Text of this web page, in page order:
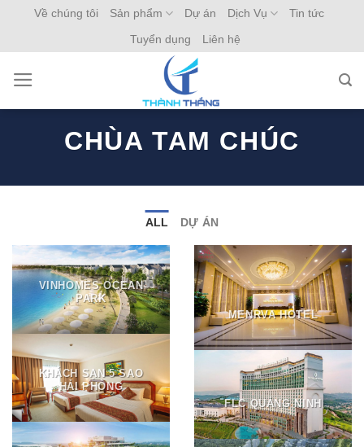
content
Về chúng tôi Sản phẩm Dự án Dịch Vụ
Tin tức
Tuyển dụng
Liên hệ
CHÙA TAM CHÚC
ALL DỰ ÁN
VINHOMES OCEAN
PARK
MENRVA HOTEL
KHÁCH SẠN 5 SAO
HẢI PHÒNG
FLC QUẢNG NINH